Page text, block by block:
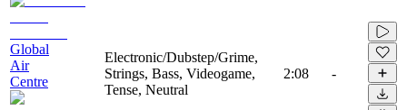
Global
Air
Centre
Electronic/Dubstep/Grime,
Strings, Bass, Videogame,
Tense, Neutral
2:08 -